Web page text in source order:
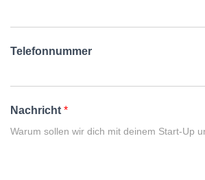
Telefonnummer
Nachricht *